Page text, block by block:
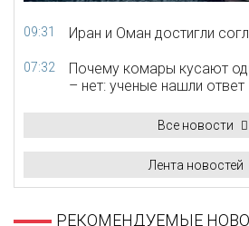
09:31 Иран и Оман достигли
07:32
Почему комары кусают
– нет: ученые нашли ответ
Все новости
Лента новостей
РЕКОМЕНДУЕМЫЕ